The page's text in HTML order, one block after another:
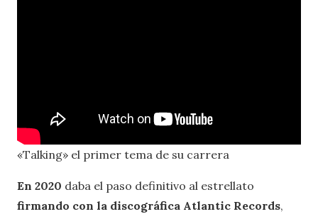
«Talking» el primer tema de su carrera
En 2020 daba el paso definitivo al estrellato
firmando con la discográfica Atlantic Records,